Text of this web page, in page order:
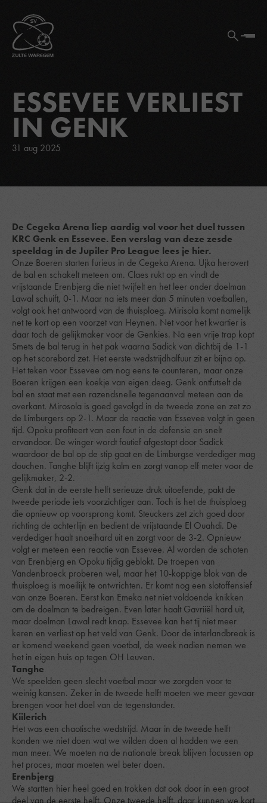
ESSEVEE VERLIEST
IN GENK
31 aug 2025
De Cegeka Arena liep aardig vol voor het duel tussen
KRC Genk en Essevee. Een verslag van deze zesde
speeldag in de Jupiler Pro League lees je hier.
Onze Boeren starten furieus in de Cegeka Arena. Ujka herovert
de bal en schakelt meteen om. Claes rukt op en vindt de
vrijstaande Erenbjerg die niet twijfelt en het leer onder doelman
Lawal schuift, 0-1. Maar na iets meer dan 5 minuten voetballen,
volgt ook het antwoord van de thuisploeg. Mirisola komt namelijk
net te kort op een voorzet van Heynen. Net voor het kwartier is
daar toch de gelijkmaker voor de Genkies. Na een vrije trap kopt
Smets de bal terug in het pak waarna Sadick van dichtbij de 1-1
op het scorebord zet. Het eerste wedstrijdhalfuur zit er bijna op.
Het teken voor Essevee om nog eens te counteren, maar onze
Boeren krijgen een koekje van eigen deeg. Genk ontfutselt de
bal en staat met een razendsnelle tegenaanval meteen aan de
overkant. Mirosola is goed gevolgd in de tweede zone en zet zo
de Limburgers op 2-1. Maar de reactie van Essevee volgt in geen
tijd. Opoku profiteert van een fout in de defensie en snelt
ervandoor. De winger wordt foutief afgestopt door Sadick
waardoor de bal op de stip gaat en de Limburgse verdediger mag
douchen. Tanghe blijft ijzig kalm en zorgt vanop elf meter voor de
gelijkmaker, 2-2.
Genk dat in de eerste helft serieuze druk uitoefende, pakt de
tweede periode iets voorzichtiger aan. Toch is het de thuisploeg
die opnieuw op voorsprong komt. Steuckers zet zich goed door
richting de achterlijn en bedient de vrijstaande El Ouahdi. De
verdediger haalt snoeihard uit en zorgt voor de 3-2. Opnieuw
volgt er meteen een reactie van Essevee. Al worden de schoten
van Erenbjerg en Opoku tijdig geblokt. De troepen van
Vandenbroeck proberen wel, maar het 10-koppige blok van de
thuisploeg is moeilijk te ontwrichten. Er komt nog een slotoffensief
van onze Boeren. Eerst kan Emeka net niet voldoende knikken
om de doelman te bedreigen. Even later haalt Gavriiël hard uit,
maar doelman Lawal redt knap. Essevee kan het tij niet meer
keren en verliest op het veld van Genk. Door de interlandbreak is
er komend weekend geen voetbal, de week nadien nemen we
het in eigen huis op tegen OH Leuven.
Tanghe
We speelden geen slecht voetbal maar we zorgden voor te
weinig kansen. Zeker in de tweede helft moeten we meer gevaar
brengen voor het doel van de tegenstander.
Kiilerich
Het was een chaotische wedstrijd. Maar in de tweede helft
konden we niet doen wat we wilden doen al hadden we een
man meer. We moeten na de nationale break blijven focussen op
het proces, maar moeten wel beter doen.
Erenbjerg
We startten hier heel goed en trokken dat ook door in een groot
deel van de eerste helft. Onze tweede helft, daar kunnen we kort